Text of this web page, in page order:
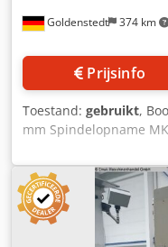
Goldenstedt 374 km
Prijsinfo
Toestand: gebruikt,
mm Spindelopname
ca. 860 mm
1250 x 480 mm
- 2400 tpm
Snelspanboorkop 1-13
benodigd vermogen 1
1800 x 2100 mm